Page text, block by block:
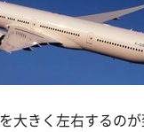
大きく左右するの